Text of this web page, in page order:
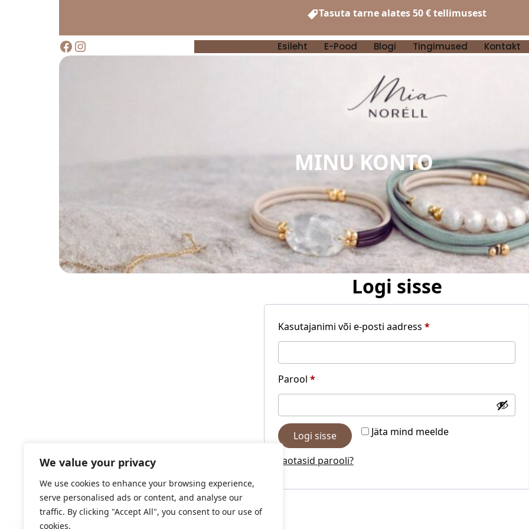
We value your privacy
We use cookies to enhance your browsing experience,
serve personalised ads or content, and analyse our
traffic. By clicking "Accept All", you consent to our use of
cookies.
juurde
Tasuta tarne alates 50 € tellimusest
Facebook Instagram Esileht E-Pood Blogi Tingimused Kontakt
MINU KONTO
Logi sisse
Kasutajanimi või e-posti aadress *Nõutud
Parool *Nõutud
Jäta mind meelde
Logi sisse
Kaotasid parooli?